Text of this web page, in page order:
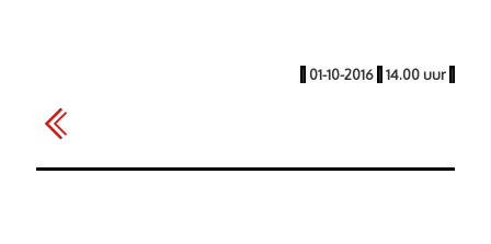
| 01-10-2016 | 14.00 uur |